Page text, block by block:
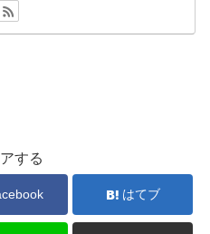
する
はてブ